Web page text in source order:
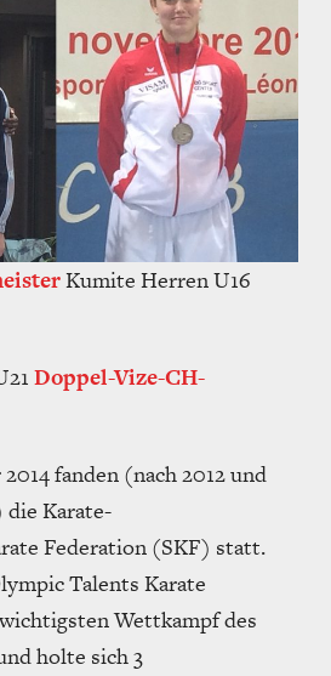
Kumite Herren U16
Doppel-Vize-CH-
fanden (nach 2012 und
Karate-
Federation (SKF) statt.
Talents Karate
Wettkampf des
holte sich 3